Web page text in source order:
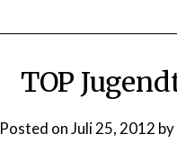
TOP
Posted onJuli 25, 2012 by